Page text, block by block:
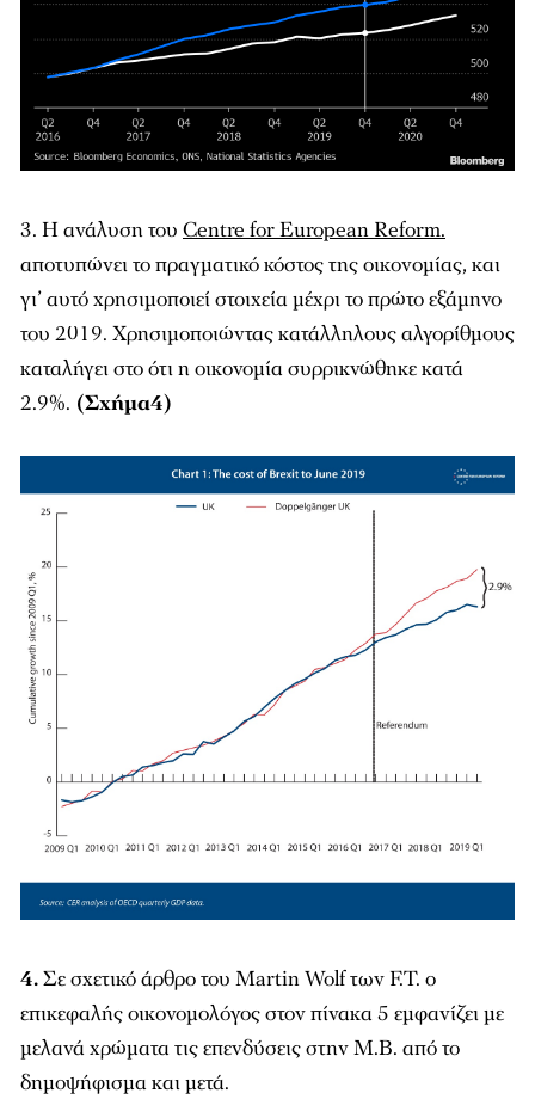
3. Η ανάλυση του Centre for European Reform.
αποτυπώνει το πραγματικό κόστος της οικονoμίας, και
γι’ αυτό χρησιμοποιεί στοιχεία μέχρι το πρώτο εξάμηνο
του 2019. Χρησιμοποιώντας κατάλληλους αλγορίθμους
καταλήγει στο ότι η οικονομία συρρικνώθηκε κατά
2.9%. (Σχήμα4)
4.Σε σχετικό άρθρο του Martin Wolf των F.T. ο
επικεφαλής οικονομολόγος στον πίνακα 5 εμφανίζει με
μελανά χρώματα τις επενδύσεις στην Μ.Β. από το
δημοψήφισμα και μετά.